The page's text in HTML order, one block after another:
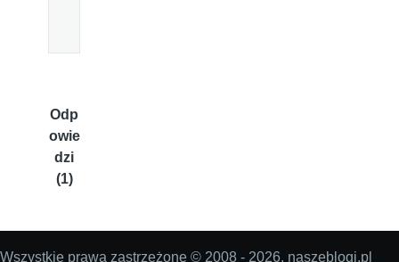
Odp
owie
dzi
(1)
Wszystkie prawa zastrzeżone © 2008 - 2026, naszeblogi.pl